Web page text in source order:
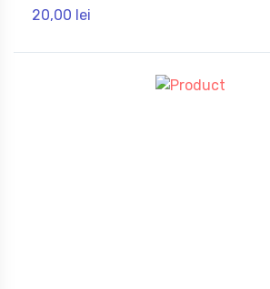
20,00 lei